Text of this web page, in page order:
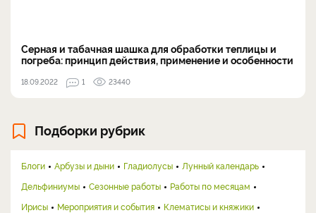
Серная и табачная шашка для обработки теплицы и
погреба: принцип действия, применение и особенности
18.09.2022 1 23440
Подборки рубрик
Блоги Арбузы и дыни Гладиолусы
Лунный календарь
Дельфиниумы
Сезонные работы
Работы по месяцам
Ирисы
Мероприятия и события
Клематисы и княжики